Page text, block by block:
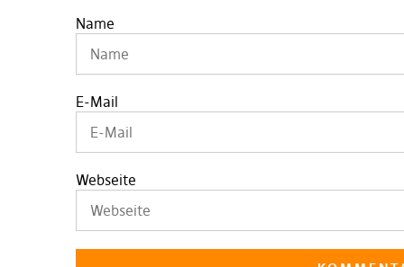
Name
E-Mail
Webseite